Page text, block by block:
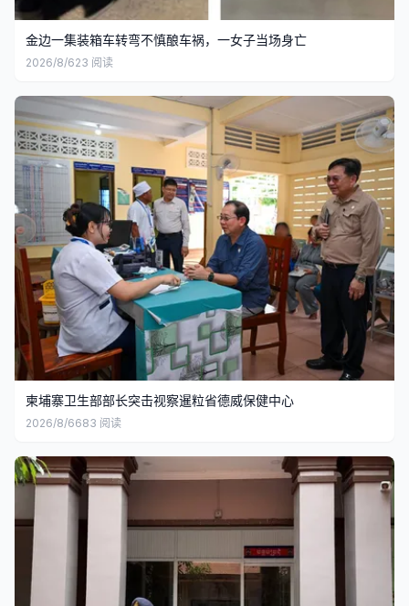
金边一集装箱车转弯不慎酿车祸，一女子当场身亡
2026/8/623 阅读
柬埔寨卫生部部长突击视察暹粒省德威保健中心
2026/8/6683 阅读